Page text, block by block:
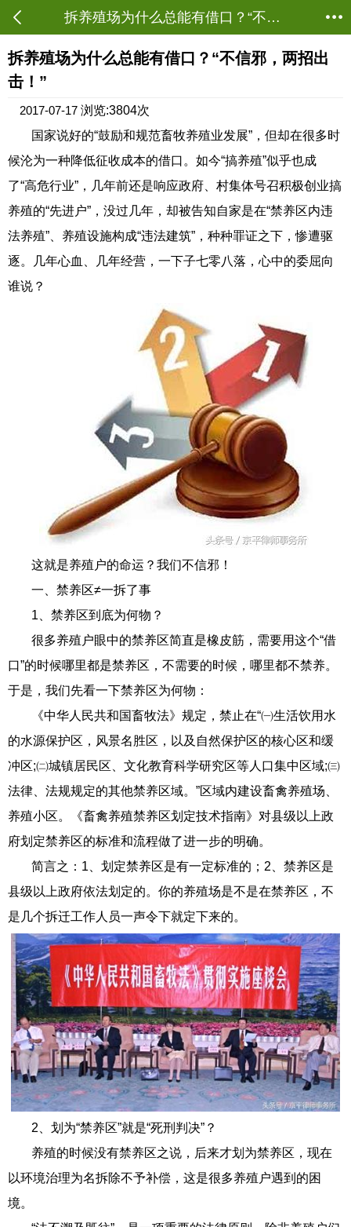
拆养殖场为什么总能有借口？“不信邪，两招出击！” - 茂名农业 - 茂名农批网
当前位置：资讯首页->农业资讯->茂名农业
拆养殖场为什么总能有借口？“不信邪，两招出
击！”
2017-07-17 浏览:3804次
国家说好的“鼓励和规范畜牧养殖业发展”，但却在很多时
候沦为一种降低征收成本的借口。如今“搞养殖”似乎也成
了“高危行业”，几年前还是响应政府、村集体号召积极创业搞
养殖的“先进户”，没过几年，却被告知自家是在“禁养区内违
法养殖”、养殖设施构成“违法建筑”，种种罪证之下，惨遭驱
逐。几年心血、几年经营，一下子七零八落，心中的委屈向
谁说？
这就是养殖户的命运？我们不信邪！
一、禁养区≠一拆了事
1、禁养区到底为何物？
很多养殖户眼中的禁养区简直是橡皮筋，需要用这个“借
口”的时候哪里都是禁养区，不需要的时候，哪里都不禁养。
于是，我们先看一下禁养区为何物：
《中华人民共和国畜牧法》规定，禁止在“㈠生活饮用水
的水源保护区，风景名胜区，以及自然保护区的核心区和缓
冲区;㈡城镇居民区、文化教育科学研究区等人口集中区域;㈢
法律、法规规定的其他禁养区域。”区域内建设畜禽养殖场、
养殖小区。《畜禽养殖禁养区划定技术指南》对县级以上政
府划定禁养区的标准和流程做了进一步的明确。
简言之：1、划定禁养区是有一定标准的；2、禁养区是
县级以上政府依法划定的。你的养殖场是不是在禁养区，不
是几个拆迁工作人员一声令下就定下来的。
2、划为“禁养区”就是“死刑判决”？
养殖的时候没有禁养区之说，后来才划为禁养区，现在
以环境治理为名拆除不予补偿，这是很多养殖户遇到的困
境。